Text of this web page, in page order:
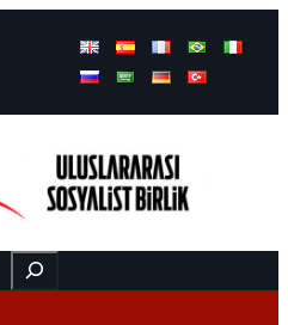
Buscar